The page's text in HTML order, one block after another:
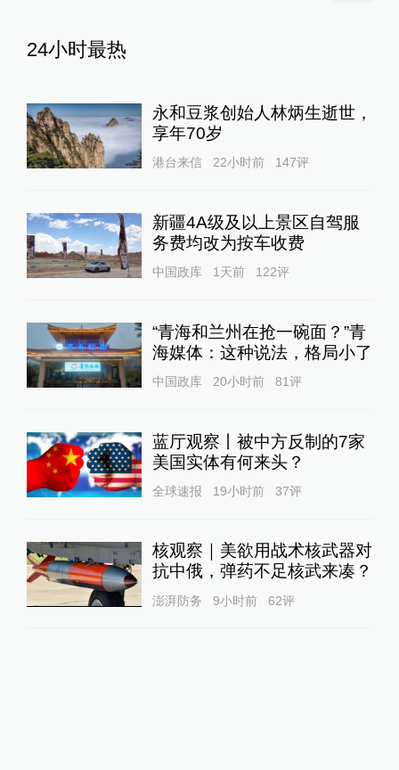
24小时最热
永和豆浆创始人林炳生逝世，
享年70岁
港台来信 22小时前 147评
新疆4A级及以上景区自驾服
务费均改为按车收费
中国政库 1天前 122评
“青海和兰州在抢一碗面？”青
海媒体：这种说法，格局小了
中国政库 20小时前 81评
蓝厅观察丨被中方反制的7家
美国实体有何来头？
全球速报 19小时前 37评
核观察｜美欲用战术核武器对
抗中俄，弹药不足核武来凑？
澎湃防务 9小时前 62评